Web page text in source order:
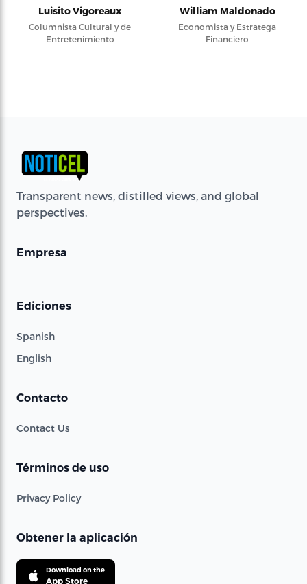
Luisito Vigoreaux
Columnista Cultural y de
Entretenimiento
William Maldonado
Economista y Estratega
Financiero
Transparent news, distilled views, and global
perspectives.
Empresa
Ediciones
Spanish
English
Contacto
Contact Us
Términos de uso
Privacy Policy
Obtener la aplicación
Download on the
App Store